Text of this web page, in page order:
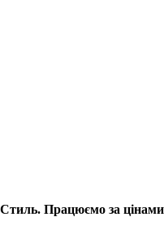
Працюємо за